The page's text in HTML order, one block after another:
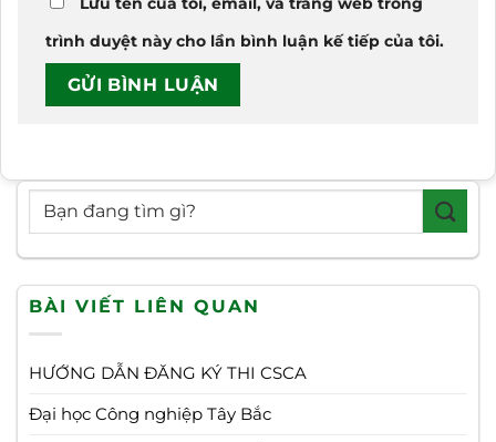
trình duyệt này cho lần bình luận kế tiếp của tôi.
BÀI VIẾT LIÊN QUAN
HƯỚNG DẪN ĐĂNG KÝ THI CSCA
Đại học Công nghiệp Tây Bắc